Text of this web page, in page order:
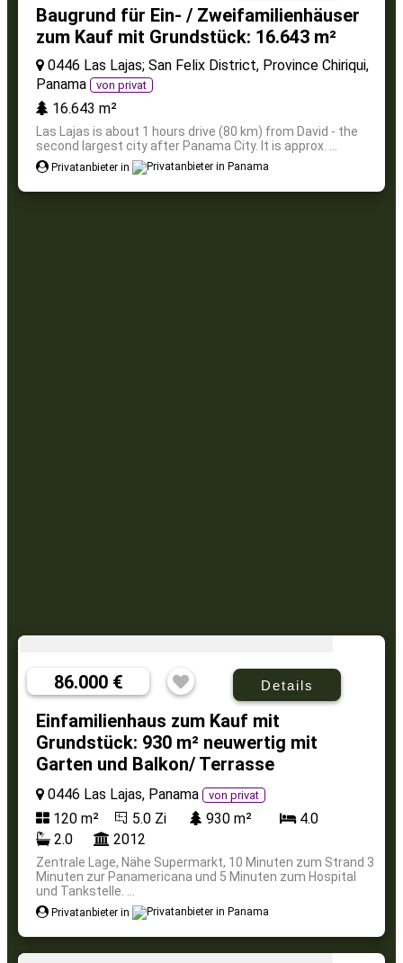
Baugrund für Ein- / Zweifamilienhäuser
zum Kauf mit Grundstück: 16.643 m²
0446 Las Lajas; San Felix District, Province Chiriqui,
Panama
von privat
16.643 m²
Las Lajas is about 1 hours drive (80 km) from David - the
second largest city after Panama City. It is approx. ...
Privatanbieter in
86.000 € Details
Einfamilienhaus zum Kauf mit
Grundstück: 930 m² neuwertig mit
Garten und Balkon/ Terrasse
0446 Las Lajas, Panama von privat
120 m² 5.0 Zi 930 m²
4.0
2.0
2012
Zentrale Lage, Nähe Supermarkt, 10 Minuten zum Strand 3
Minuten zur Panamericana und 5 Minuten zum Hospital
und Tankstelle. ...
Privatanbieter in